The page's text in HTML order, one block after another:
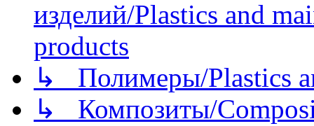
изделий/Plastics and
products
↳ Полимеры/Plastics
↳ Композиты/